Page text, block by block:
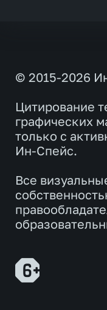
© 2015-2026
Цитирование
графических
только с
Ин-Спейс.
Все